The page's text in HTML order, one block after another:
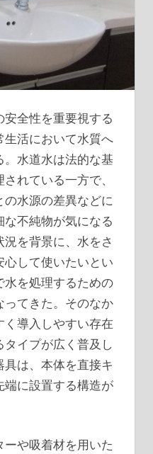
全性を重要視する
活において水質へ
水道水は法的な基
れている一方で、
水源の差異などに
不純物が気になる
を背景に、水をさ
心して使いたいとい
水を処理するための
てきた。そのなか
導入しやすい存在
タイプが広く普及し
は、本体を直接キ
端に設置する構造が
や吸着材を用いた